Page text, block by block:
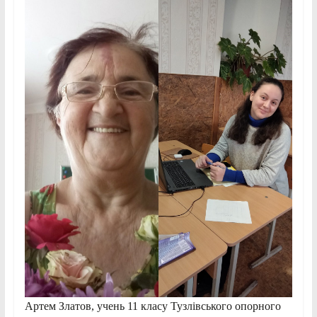
Артем Златов, учень 11 класу Тузлівського опорного